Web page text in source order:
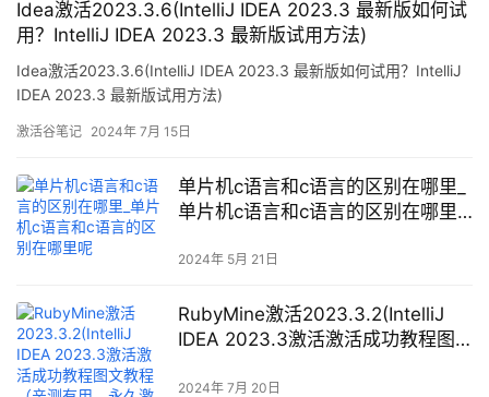
Idea激活2023.3.6(IntelliJ IDEA 2023.3 最新版如何试
用？IntelliJ IDEA 2023.3 最新版试用方法)
Idea激活2023.3.6(IntelliJ IDEA 2023.3 最新版如何试用？IntelliJ
IDEA 2023.3 最新版试用方法)
激活谷笔记 2024年 7月 15日
单片机c语言和c语言的区别在哪里_
单片机c语言和c语言的区别在哪里
2024年 5月 21日
RubyMine激活2023.3.2(IntelliJ
IDEA 2023.3激活激活成功教程图
2024年 7月 20日